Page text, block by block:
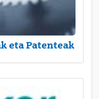
eta Patenteak